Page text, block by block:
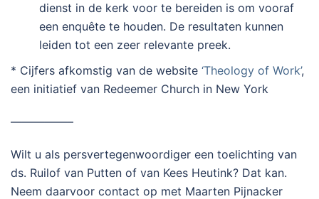
dienst in de kerk voor te bereiden is om vooraf
een enquête te houden. De resultaten kunnen
leiden tot een zeer relevante preek.
* Cijfers afkomstig van de website ‘Theology of Work’,
een initiatief van Redeemer Church in New York
—————–
Wilt u als persvertegenwoordiger een toelichting van
ds. Ruilof van Putten of van Kees Heutink? Dat kan.
Neem daarvoor contact op met Maarten Pijnacker